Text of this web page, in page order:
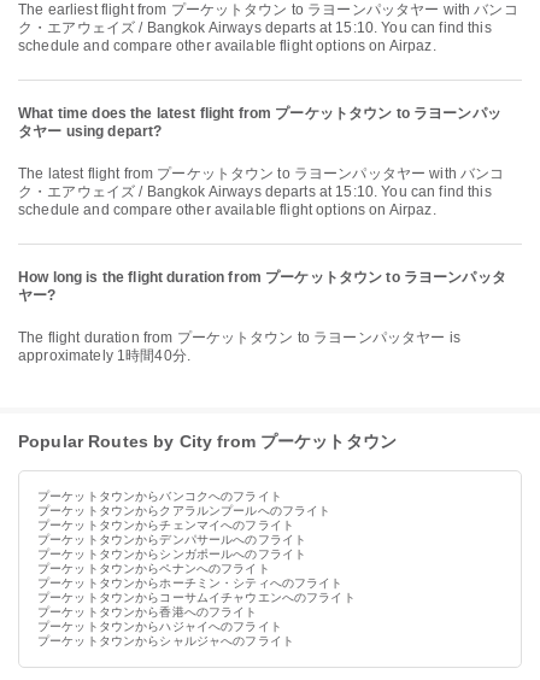
The earliest flight from プーケットタウン to ラヨーンパッタヤー with バンコ
ク・エアウェイズ / Bangkok Airways departs at 15:10. You can find this
schedule and compare other available flight options on Airpaz.
What time does the latest flight from プーケットタウン to ラヨーンパッ
タヤー using depart?
The latest flight from プーケットタウン to ラヨーンパッタヤー with バンコ
ク・エアウェイズ / Bangkok Airways departs at 15:10. You can find this
schedule and compare other available flight options on Airpaz.
How long is the flight duration from プーケットタウン to ラヨーンパッタ
ヤー?
The flight duration from プーケットタウン to ラヨーンパッタヤー is
approximately 1時間40分.
Popular Routes by City from プーケットタウン
プーケットタウンからバンコクへのフライト
プーケットタウンからクアラルンプールへのフライト
プーケットタウンからチェンマイへのフライト
プーケットタウンからデンパサールへのフライト
プーケットタウンからシンガポールへのフライト
プーケットタウンからペナンへのフライト
プーケットタウンからホーチミン・シティへのフライト
プーケットタウンからコーサムイチャウエンへのフライト
プーケットタウンから香港へのフライト
プーケットタウンからハジャイへのフライト
プーケットタウンからシャルジャへのフライト